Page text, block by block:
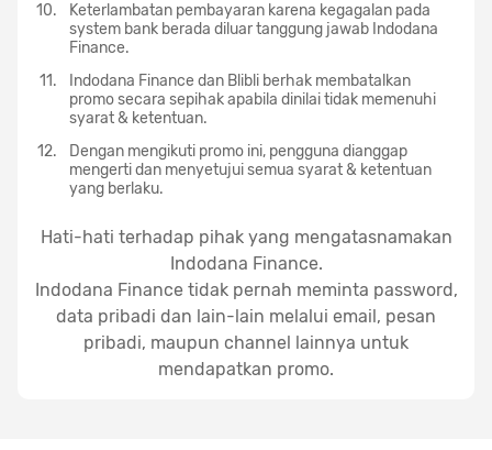
Keterlambatan pembayaran karena kegagalan pada
system bank berada diluar tanggung jawab Indodana
Finance.
Indodana Finance dan Blibli berhak membatalkan
promo secara sepihak apabila dinilai tidak memenuhi
syarat & ketentuan.
Dengan mengikuti promo ini, pengguna dianggap
mengerti dan menyetujui semua syarat & ketentuan
yang berlaku.
Hati-hati terhadap pihak yang mengatasnamakan
Indodana Finance.
Indodana Finance tidak pernah meminta password,
data pribadi dan lain-lain melalui email, pesan
pribadi, maupun channel lainnya untuk
mendapatkan promo.